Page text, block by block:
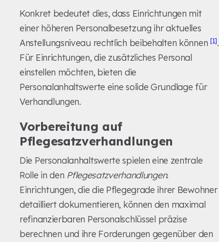
Konkret bedeutet dies, dass Einrichtungen mit
einer höheren Personalbesetzung ihr aktuelles
Anstellungsniveau rechtlich beibehalten können [1].
Für Einrichtungen, die zusätzliches Personal
einstellen möchten, bieten die
Personalanhaltswerte eine solide Grundlage für
Verhandlungen.
Vorbereitung auf
Pflegesatzverhandlungen
Die Personalanhaltswerte spielen eine zentrale
Rolle in den Pflegesatzverhandlungen.
Einrichtungen, die die Pflegegrade ihrer Bewohner
detailliert dokumentieren, können den maximal
refinanzierbaren Personalschlüssel präzise
berechnen und ihre Forderungen gegenüber den